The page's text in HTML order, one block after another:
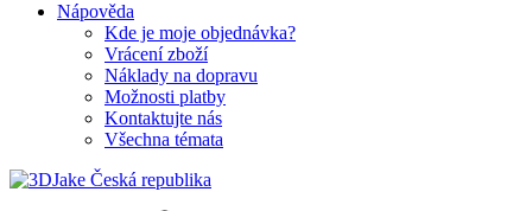
Nápověda
Kde je moje objednávka?
Vrácení zboží
Náklady na dopravu
Možnosti platby
Kontaktujte nás
Všechna témata